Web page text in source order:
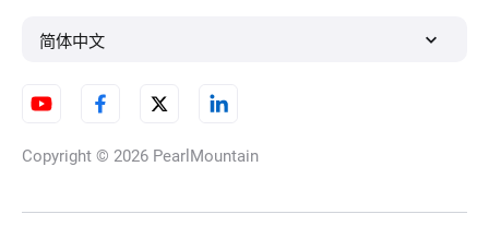
简体中文
Copyright © 2026 PearlMountain